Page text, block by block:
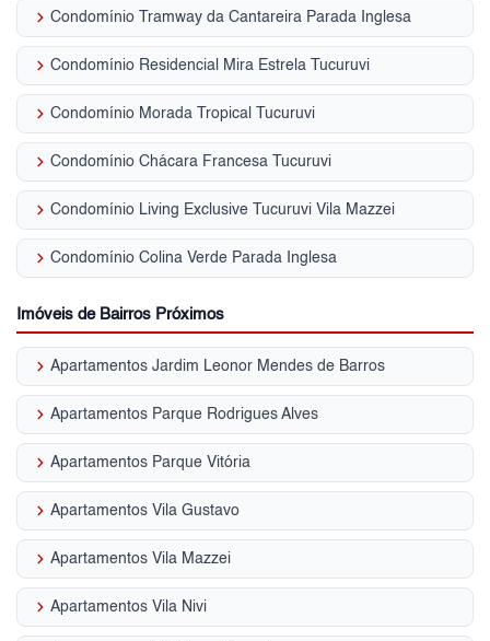
keyboard_arrow_right Condomínio Tramway da Cantareira Parada Inglesa
keyboard_arrow_right Condomínio Residencial Mira Estrela Tucuruvi
keyboard_arrow_right Condomínio Morada Tropical Tucuruvi
keyboard_arrow_right Condomínio Chácara Francesa Tucuruvi
keyboard_arrow_right Condomínio Living Exclusive Tucuruvi Vila Mazzei
keyboard_arrow_right Condomínio Colina Verde Parada Inglesa
Imóveis de Bairros Próximos
keyboard_arrow_right Apartamentos Jardim Leonor Mendes de Barros
keyboard_arrow_right Apartamentos Parque Rodrigues Alves
keyboard_arrow_right Apartamentos Parque Vitória
keyboard_arrow_right Apartamentos Vila Gustavo
keyboard_arrow_right Apartamentos Vila Mazzei
keyboard_arrow_right Apartamentos Vila Nivi